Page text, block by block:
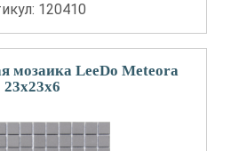
120410
мозаика LeeDo Meteora
23x23x6